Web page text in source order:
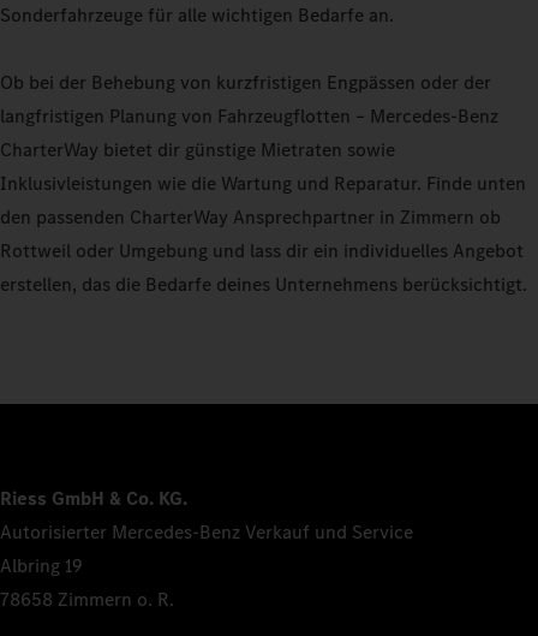
Sonderfahrzeuge für alle wichtigen Bedarfe an.
Ob bei der Behebung von kurzfristigen Engpässen oder der
langfristigen Planung von Fahrzeugflotten – Mercedes-Benz
CharterWay bietet dir günstige Mietraten sowie
Inklusivleistungen wie die Wartung und Reparatur. Finde unten
den passenden CharterWay Ansprechpartner in Zimmern ob
Rottweil oder Umgebung und lass dir ein individuelles Angebot
erstellen, das die Bedarfe deines Unternehmens berücksichtigt.
Riess GmbH & Co. KG.
Autorisierter Mercedes-Benz Verkauf und Service
Albring 19
78658 Zimmern o. R.